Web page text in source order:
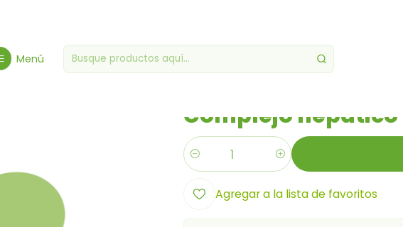
Menú
Complejo
Cantidad
Agregar a la lista de favoritos